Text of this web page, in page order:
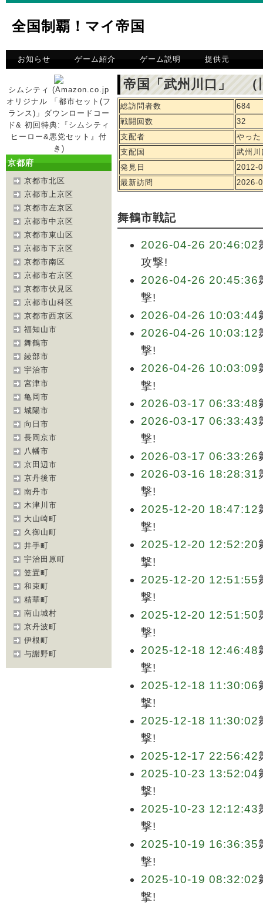
全国制覇！マイ帝国
お知らせ ゲーム紹介 ゲーム説明 提供元
シムシティ (Amazon.co.jp
オリジナル 「都市セット(フ
ランス)」ダウンロードコー
ド& 初回特典:『シムシティ
ヒーロー&悪党セット』付
き)
京都府
京都市北区
京都市上京区
京都市左京区
京都市中京区
京都市東山区
京都市下京区
京都市南区
京都市右京区
京都市伏見区
京都市山科区
京都市西京区
福知山市
舞鶴市
綾部市
宇治市
宮津市
亀岡市
城陽市
向日市
長岡京市
八幡市
京田辺市
京丹後市
南丹市
木津川市
大山崎町
久御山町
井手町
宇治田原町
笠置町
和束町
精華町
南山城村
京丹波町
伊根町
与謝野町
帝国「武州川口」 （
総訪問者数
684
戦闘回数
32
支配者
やった
支配国
武州川
発見日
2012-
最新訪問
2026-
舞鶴市戦記
2026-04-26 20:46:02
攻撃!
2026-04-26 20:45:36
撃!
2026-04-26 10:03:44
2026-04-26 10:03:12
撃!
2026-04-26 10:03:09
撃!
2026-03-17 06:33:48
2026-03-17 06:33:43
撃!
2026-03-17 06:33:26
2026-03-16 18:28:31
撃!
2025-12-20 18:47:12
撃!
2025-12-20 12:52:20
撃!
2025-12-20 12:51:55
撃!
2025-12-20 12:51:50
撃!
2025-12-18 12:46:48
撃!
2025-12-18 11:30:06
撃!
2025-12-18 11:30:02
撃!
2025-12-17 22:56:42
2025-10-23 13:52:04
撃!
2025-10-23 12:12:43
撃!
2025-10-19 16:36:35
撃!
2025-10-19 08:32:02
撃!